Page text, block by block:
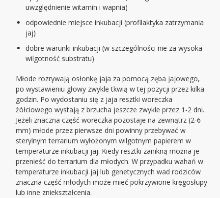
uwzględnienie witamin i wapnia)
odpowiednie miejsce inkubacji (profilaktyka zatrzymania
jaj)
dobre warunki inkubacji (w szczególności nie za wysoka
wilgotność substratu)
Młode rozrywają osłonkę jaja za pomocą zęba jajowego,
po wystawieniu głowy zwykle tkwią w tej pozycji przez kilka
godzin. Po wydostaniu się z jaja resztki woreczka
żółciowego wystają z brzucha jeszcze zwykle przez 1-2 dni.
Jeżeli znaczna część woreczka pozostaje na zewnątrz (2-6
mm) młode przez pierwsze dni powinny przebywać w
sterylnym terrarium wyłożonym wilgotnym papierem w
temperaturze inkubacji jaj. Kiedy resztki zanikną można je
przenieść do terrarium dla młodych. W przypadku wahań w
temperaturze inkubacji jaj lub genetycznych wad rodziców
znaczna część młodych może mieć pokrzywione kręgosłupy
lub inne zniekształcenia.